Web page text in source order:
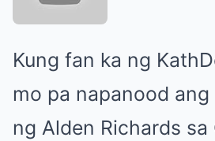
Kung fan ka ng
mo pa napanood
ng Alden Richards sa